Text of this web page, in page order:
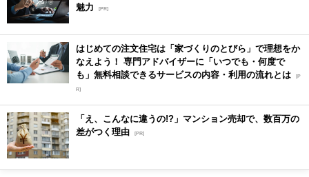
魅力
[PR]
はじめての注文住宅は「家づくりのとびら」で理想をか
なえよう！ 専門アドバイザーに「いつでも・何度で
も」無料相談できるサービスの内容・利用の流れとは [P
R]
「え、こんなに違うの!?」マンション売却で、数百万の
差がつく理由 [PR]